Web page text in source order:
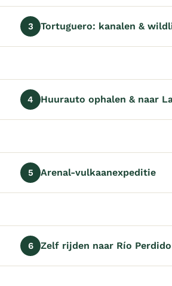
3 Tortuguero: kanalen &
4 Huurauto ophalen & naar
5 Arenal-vulkaanexpeditie
6 Zelf rijden naar Río Perdido